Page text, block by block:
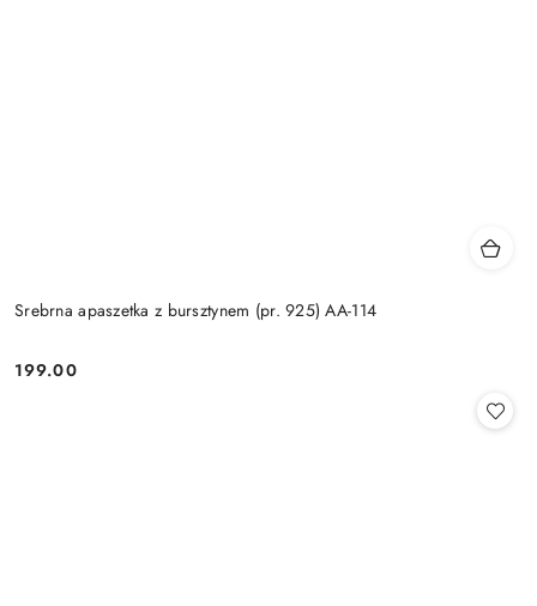
Srebrna apaszetka z bursztynem (pr. 925) AA-114
Cena:
199.00